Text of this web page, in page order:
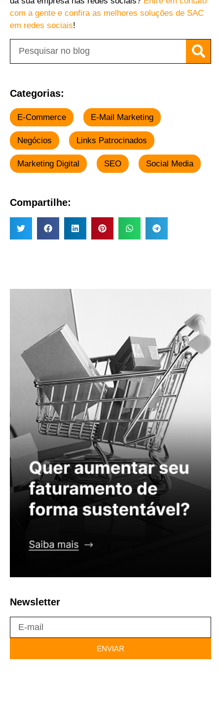
com a gente e confira as melhores soluções de SAC
em redes sociais!
Categorias:
E-Commerce E-Mail Marketing
Negócios Links Patrocinados
Marketing Digital SEO Social Media
Compartilhe:
Newsletter
ENVIAR